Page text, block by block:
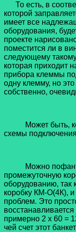
То есть, в
которой
имеет все
оборудования,
проекте
поместится ли в
следующему
которая приходит
прибора клеммы
одну клемму, но
собственно,
Может быть,
схемы
Можно
промежуточную
оборудованию, так
коробку КМ-О(4К),
проблем. Это
примерно 2 х 60 =
чей счет этот